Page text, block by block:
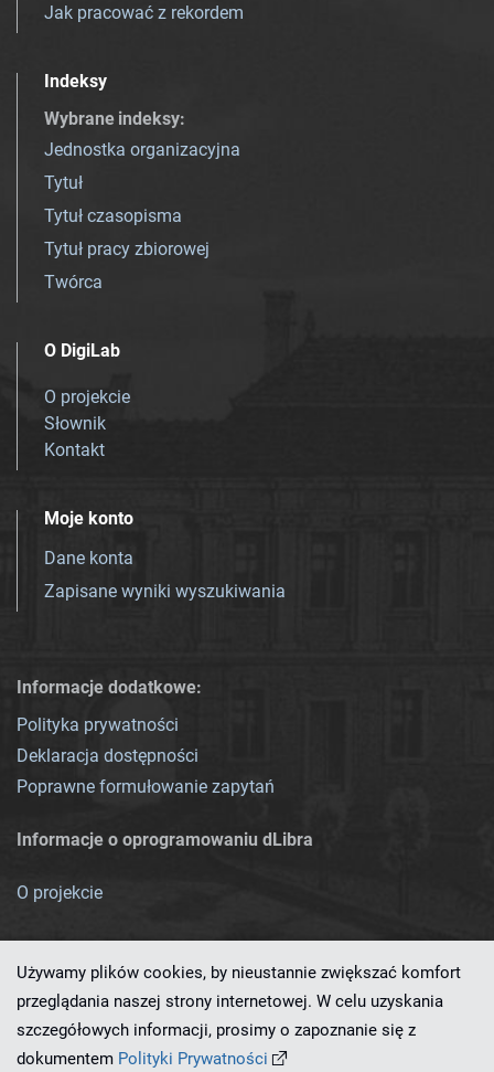
Jak pracować z rekordem
Indeksy
Wybrane indeksy:
Jednostka organizacyjna
Tytuł
Tytuł czasopisma
Tytuł pracy zbiorowej
Twórca
O DigiLab
O projekcie
Słownik
Kontakt
Moje konto
Dane konta
Zapisane wyniki wyszukiwania
Informacje dodatkowe:
Polityka prywatności
Deklaracja dostępności
Poprawne formułowanie zapytań
Informacje o oprogramowaniu dLibra
O projekcie
Ten serwis działa dzięki oprogramowaniu
Używamy plików cookies, by nieustannie zwiększać komfort
przeglądania naszej strony internetowej. W celu uzyskania
szczegółowych informacji, prosimy o zapoznanie się z
dokumentem Polityki Prywatności